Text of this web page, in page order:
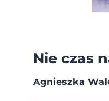
Nie czas
Agnieszka